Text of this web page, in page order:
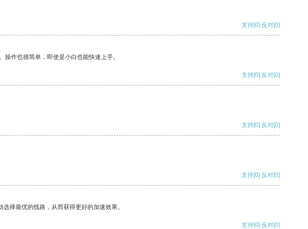
支持[0] 反对[0]
作也很简单，即使是小白也能快速上手。
支持[0] 反对[0]
支持[0] 反对[0]
支持[0] 反对[0]
择最优的线路，从而获得更好的加速效果。
支持[0] 反对[0]